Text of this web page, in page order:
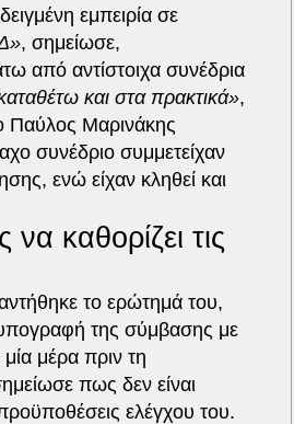
εμπειρία σε
, σημείωσε,
από αντίστοιχα συνέδρια
και στα πρακτικά»,
Παύλος Μαρινάκης
συνέδριο συμμετείχαν
ενώ είχαν κληθεί και
καθορίζει τις
το ερώτημά του,
υπογραφή της σύμβασης με
μέρα πριν τη
πως δεν είναι
ελέγχου του.